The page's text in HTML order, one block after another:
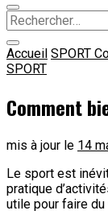
Rechercher :
Accueil SPORT
SPORT
Comment
mis à jour le 14
Le sport est
pratique
utile pour faire